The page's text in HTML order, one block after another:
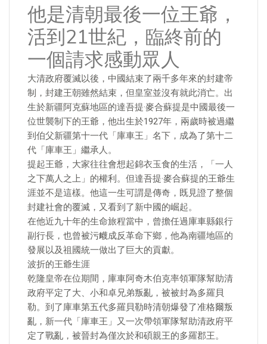
他是清朝最後一位王爺，
活到21世紀，臨終前的
一個請求感動眾人
大清政府覆滅以後，中國結束了兩千多年來的封建帝
制，封建王朝雖然結束，但皇室並沒有就此消亡。出
生於新疆阿克蘇地區的達吾提·麥合蘇提是中國最後一
位世襲制下的王爺，他出生於1927年，兩歲時被過繼
到伯父新疆第十一代「庫車王」名下，成為了第十二
代「庫車王」繼承人。
提起王爺，大家往往會想起錦衣玉食的生活，「一人
之下萬人之上」的權利。但達吾提·麥合蘇提的王爺生
涯並不是這樣。他這一生可謂是傳奇，既見證了整個
封建社會的覆滅，又看到了新中國的崛起。
在他近九十年的生命旅程當中，曾擔任過庫車縣銀行
副行長，也曾被污衊成反革命下鄉，他為南疆地區的
發展以及祖國統一做出了巨大的貢獻。
波折的王爺生涯
乾隆皇帝在位期間，庫車阿奇木伯克率領軍隊幫助清
政府平定了大、小和卓兄弟叛亂，被被封為多羅貝
勒。到了庫車第五代多羅貝勒時清朝爆發了准格爾叛
亂，新一代「庫車王」又一次帶領軍隊幫助清政府平
定了戰亂，被晉封為僅次於和碩親王的多羅郡王。